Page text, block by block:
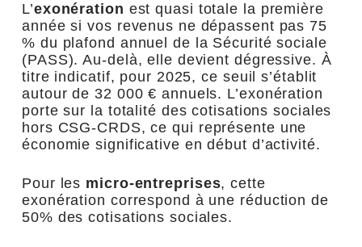
L’exonération est quasi totale la première
année si vos revenus ne dépassent pas 75
% du plafond annuel de la Sécurité sociale
(PASS). Au-delà, elle devient dégressive. À
titre indicatif, pour 2025, ce seuil s’établit
autour de 32 000 € annuels. L’exonération
porte sur la totalité des cotisations sociales
hors CSG-CRDS, ce qui représente une
économie significative en début d’activité.
Pour les micro-entreprises, cette
exonération correspond à une réduction de
50% des cotisations sociales.